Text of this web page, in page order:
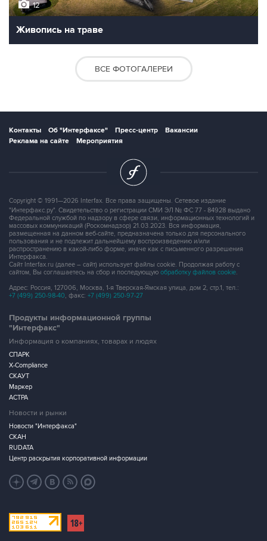
12
Живопись на траве
ВСЕ ФОТОГАЛЕРЕИ
Контакты Об "Интерфаксе" Пресс-центр
Вакансии
Реклама на сайте
Мероприятия
Copyright © 1991—2026 Interfax. Все права защищены. Сетевое издание
"Интерфакс.ру". Свидетельство о регистрации СМИ ЭЛ № ФС 77 - 84928 выдано
Федеральной службой по надзору в сфере связи, информационных технологий и
массовых коммуникаций (Роскомнадзор) 21.03.2023. Вся информация,
размещенная на данном веб-сайте, предназначена только для персонального
пользования и не подлежит дальнейшему воспроизведению и/или
распространению в какой-либо форме, иначе как с письменного разрешения
Интерфакса.
Сайт Interfax.ru (далее – сайт) использует файлы cookie. Продолжая работу с
сайтом, Вы соглашаетесь на сбор и последующую обработку файлов cookie.
Адрес: Россия, 127006, Москва, 1-я Тверская-Ямская улица, дом 2, стр.1, тел.:
+7 (499) 250-98-40, факс: +7 (499) 250-97-27
Продукты информационной группы
"Интерфакс"
Информация о компаниях, товарах и людях
СПАРК
X-Compliance
СКАУТ
Маркер
АСТРА
Новости и рынки
Новости "Интерфакса"
СКАН
RUDATA
Центр раскрытия корпоративной информации